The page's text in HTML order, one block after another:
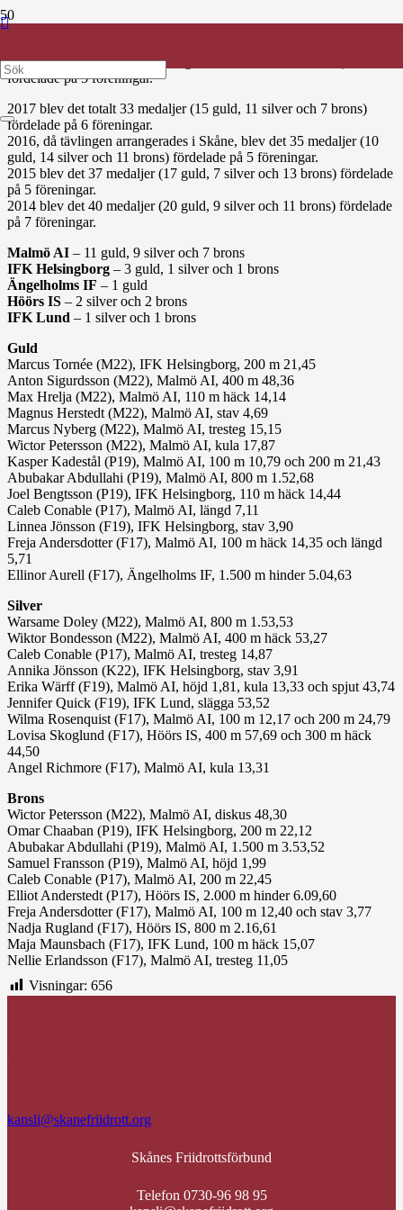
Huddinge AIS arrangerade JSM-USM17 3 – 5 augusti. Det blev
Totalt blev det 39 medaljer (15 guld, 13 silver och 11 brons)
fördelade på 5 föreningar.
2017 blev det totalt 33 medaljer (15 guld, 11 silver och 7 brons)
fördelade på 6 föreningar.
2016, då tävlingen arrangerades i Skåne, blev det 35 medaljer (10
guld, 14 silver och 11 brons) fördelade på 5 föreningar.
2015 blev det 37 medaljer (17 guld, 7 silver och 13 brons) fördelade
på 5 föreningar.
2014 blev det 40 medaljer (20 guld, 9 silver och 11 brons) fördelade
på 7 föreningar.
Malmö AI – 11 guld, 9 silver och 7 brons
IFK Helsingborg – 3 guld, 1 silver och 1 brons
Ängelholms IF – 1 guld
Höörs IS – 2 silver och 2 brons
IFK Lund – 1 silver och 1 brons
Guld
Marcus Tornée (M22), IFK Helsingborg, 200 m 21,45
Anton Sigurdsson (M22), Malmö AI, 400 m 48,36
Max Hrelja (M22), Malmö AI, 110 m häck 14,14
Magnus Herstedt (M22), Malmö AI, stav 4,69
Marcus Nyberg (M22), Malmö AI, tresteg 15,15
Wictor Petersson (M22), Malmö AI, kula 17,87
Kasper Kadestål (P19), Malmö AI, 100 m 10,79 och 200 m 21,43
Abubakar Abdullahi (P19), Malmö AI, 800 m 1.52,68
Joel Bengtsson (P19), IFK Helsingborg, 110 m häck 14,44
Caleb Conable (P17), Malmö AI, längd 7,11
Linnea Jönsson (F19), IFK Helsingborg, stav 3,90
Freja Andersdotter (F17), Malmö AI, 100 m häck 14,35 och längd
5,71
Ellinor Aurell (F17), Ängelholms IF, 1.500 m hinder 5.04,63
Silver
Warsame Doley (M22), Malmö AI, 800 m 1.53,53
Wiktor Bondesson (M22), Malmö AI, 400 m häck 53,27
Caleb Conable (P17), Malmö AI, tresteg 14,87
Annika Jönsson (K22), IFK Helsingborg, stav 3,91
Erika Wärff (F19), Malmö AI, höjd 1,81, kula 13,33 och spjut 43,74
Jennifer Quick (F19), IFK Lund, slägga 53,52
Wilma Rosenquist (F17), Malmö AI, 100 m 12,17 och 200 m 24,79
Lovisa Skoglund (F17), Höörs IS, 400 m 57,69 och 300 m häck
44,50
Angel Richmore (F17), Malmö AI, kula 13,31
Brons
Wictor Petersson (M22), Malmö AI, diskus 48,30
Omar Chaaban (P19), IFK Helsingborg, 200 m 22,12
Abubakar Abdullahi (P19), Malmö AI, 1.500 m 3.53,52
Samuel Fransson (P19), Malmö AI, höjd 1,99
Caleb Conable (P17), Malmö AI, 200 m 22,45
Elliot Anderstedt (P17), Höörs IS, 2.000 m hinder 6.09,60
Freja Andersdotter (F17), Malmö AI, 100 m 12,40 och stav 3,77
Nadja Rugland (F17), Höörs IS, 800 m 2.16,61
Maja Maunsbach (F17), IFK Lund, 100 m häck 15,07
Nellie Erlandsson (F17), Malmö AI, tresteg 11,05
Visningar: 656
kansli@skanefriidrott.org
Skånes Friidrottsförbund
Telefon 0730-96 98 95